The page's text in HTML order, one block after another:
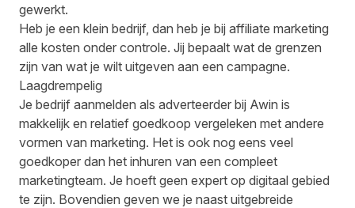
gewerkt.
Heb je een klein bedrijf, dan heb je bij affiliate marketing
alle kosten onder controle. Jij bepaalt wat de grenzen
zijn van wat je wilt uitgeven aan een campagne.
Laagdrempelig
Je bedrijf aanmelden als adverteerder bij Awin is
makkelijk en relatief goedkoop vergeleken met andere
vormen van marketing. Het is ook nog eens veel
goedkoper dan het inhuren van een compleet
marketingteam. Je hoeft geen expert op digitaal gebied
te zijn. Bovendien geven we je naast uitgebreide